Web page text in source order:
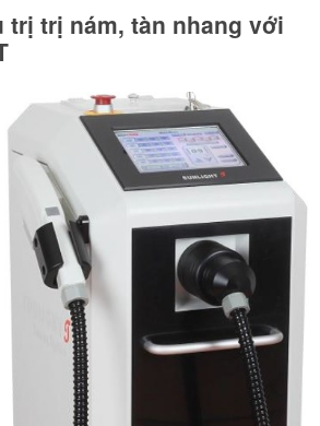
trị trị nám, tàn nhang với